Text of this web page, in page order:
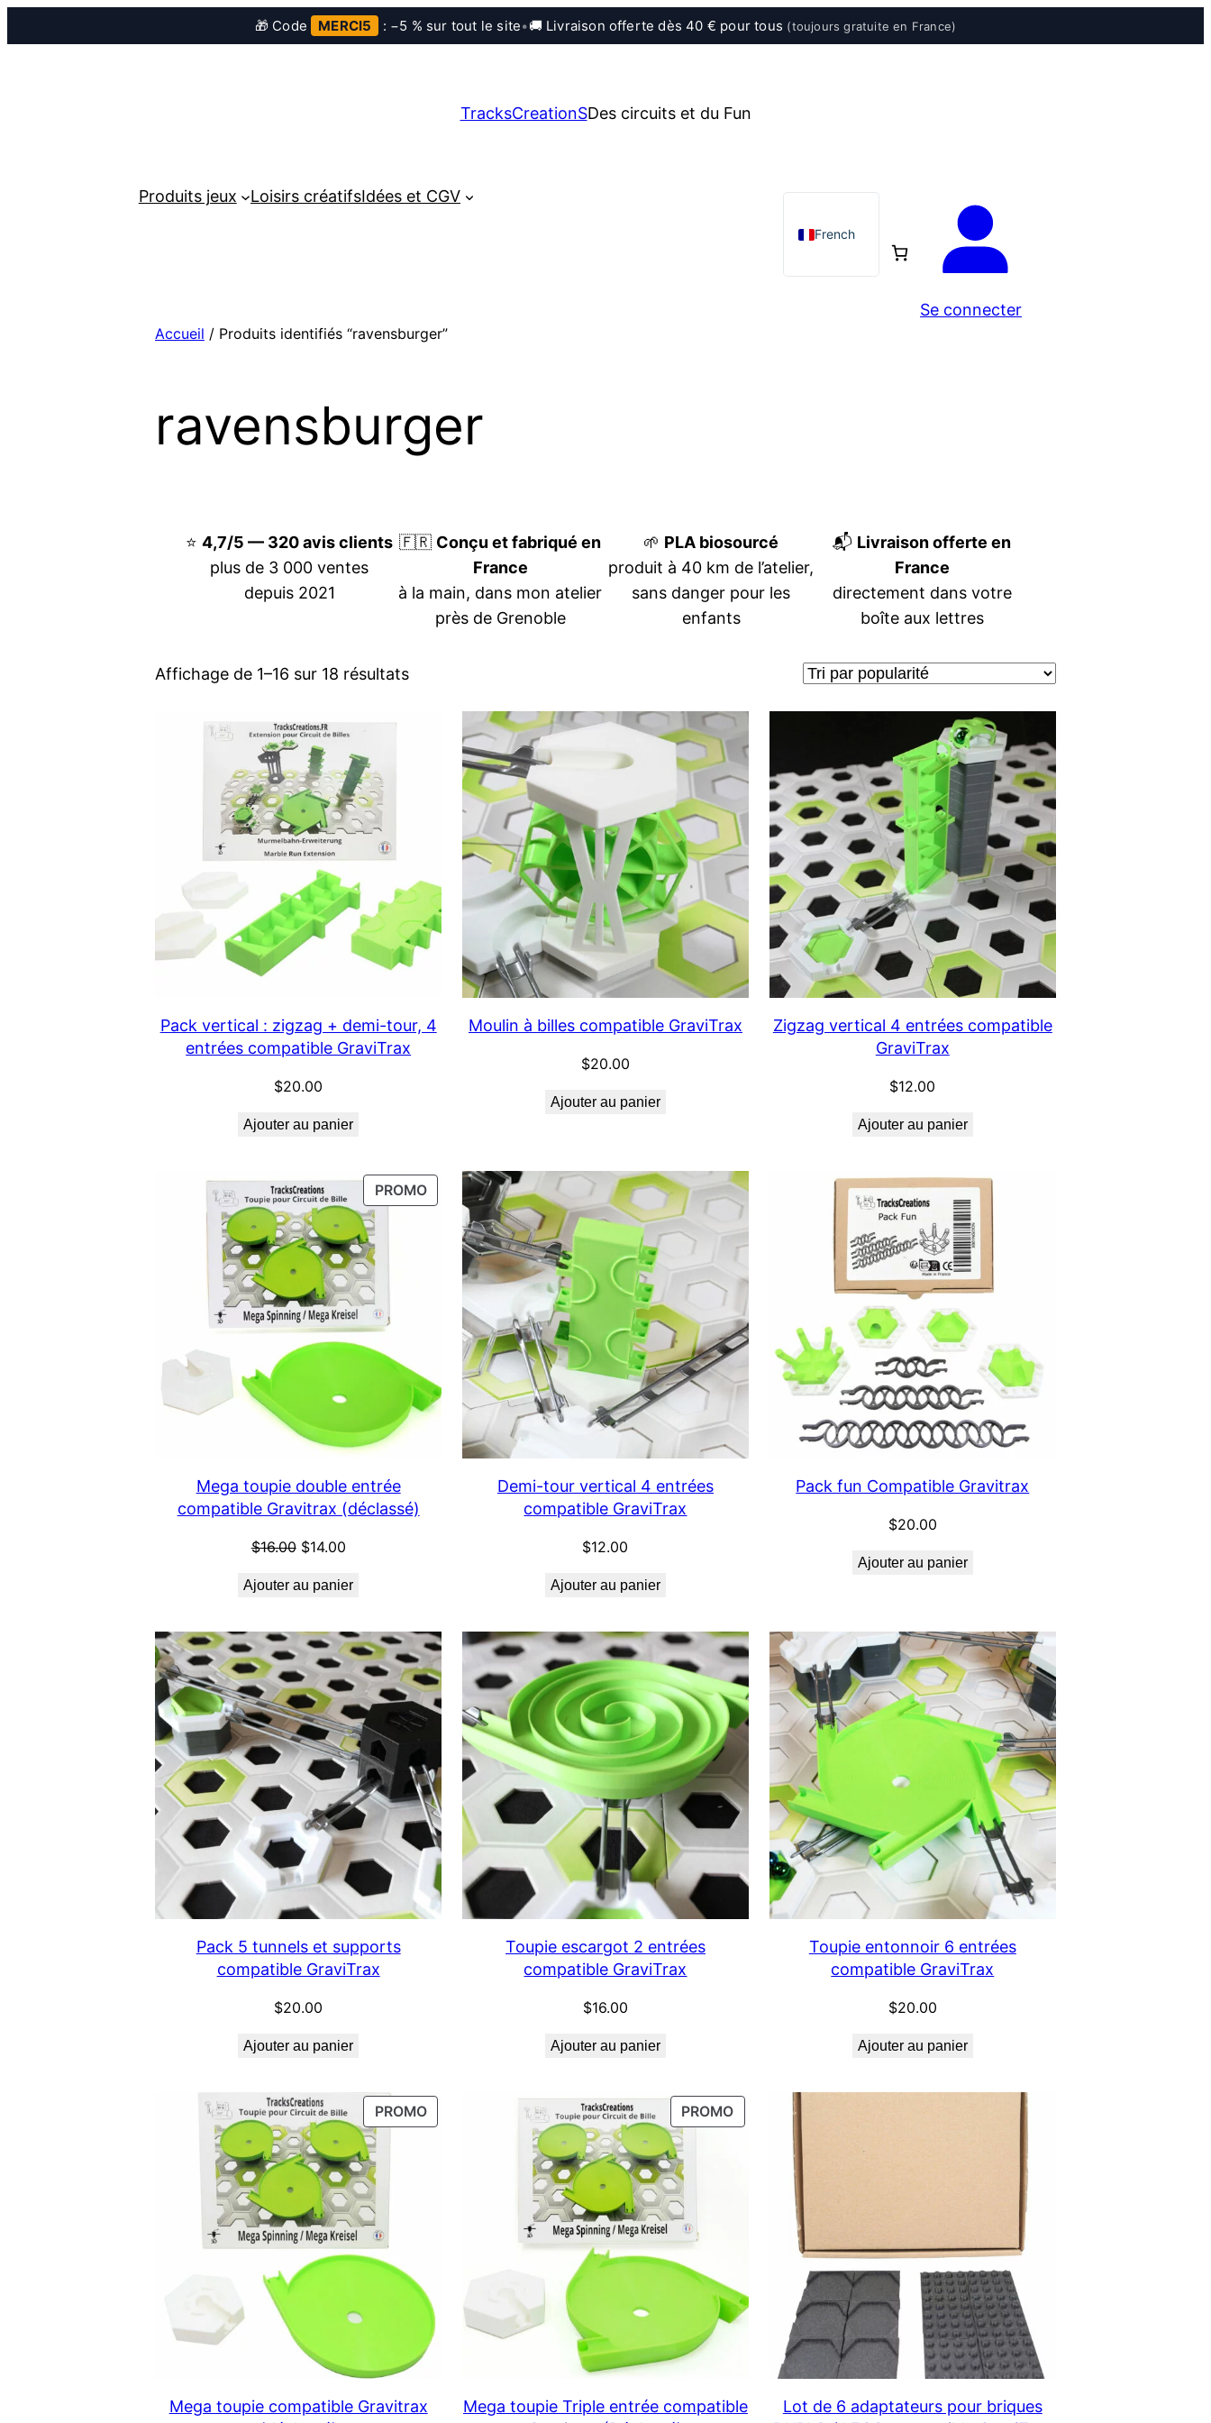
🎁 Code MERCI5 : −5 % sur tout le site•🚚 Livraison offerte dès 40 € pour tous (toujours gratuite en France)
TracksCreationSDes circuits et du Fun
Produits jeux Loisirs créatifsIdées et CGV
French
Se connecter
Accueil / Produits identifiés “ravensburger”
ravensburger
⭐ 4,7/5 — 320 avis clients
plus de 3 000 ventes
depuis 2021
🇫🇷 Conçu et fabriqué en
France
à la main, dans mon atelier
près de Grenoble
🌱 PLA biosourcé
produit à 40 km de l’atelier,
sans danger pour les
enfants
📬 Livraison offerte en
France
directement dans votre
boîte aux lettres
Affichage de 1–16 sur 18 résultatsTrié
Pack vertical : zigzag + demi-tour, 4
entrées compatible GraviTrax
$20.00
Ajouter au panier
Moulin à billes compatible GraviTrax
$20.00
Ajouter au panier
Zigzag vertical 4 entrées compatible
GraviTrax
$12.00
Ajouter au panier
PROMOPRODUIT
PROMOTION
Mega toupie double entrée
compatible Gravitrax (déclassé)
$16.00 Le
initial
$16.00.
$14.00Le
actuel
$14.00.
Ajouter au panier
Demi-tour vertical 4 entrées
compatible GraviTrax
$12.00
Ajouter au panier
Pack fun Compatible Gravitrax
$20.00
Ajouter au panier
Pack 5 tunnels et supports
compatible GraviTrax
$20.00
Ajouter au panier
Toupie escargot 2 entrées
compatible GraviTrax
$16.00
Ajouter au panier
Toupie entonnoir 6 entrées
compatible GraviTrax
$20.00
Ajouter au panier
PROMOPRODUIT
EN
Mega toupie compatible Gravitrax
PROMOPRODUIT
EN
PROMOTION
Mega toupie Triple entrée compatible
Lot de 6 adaptateurs pour briques